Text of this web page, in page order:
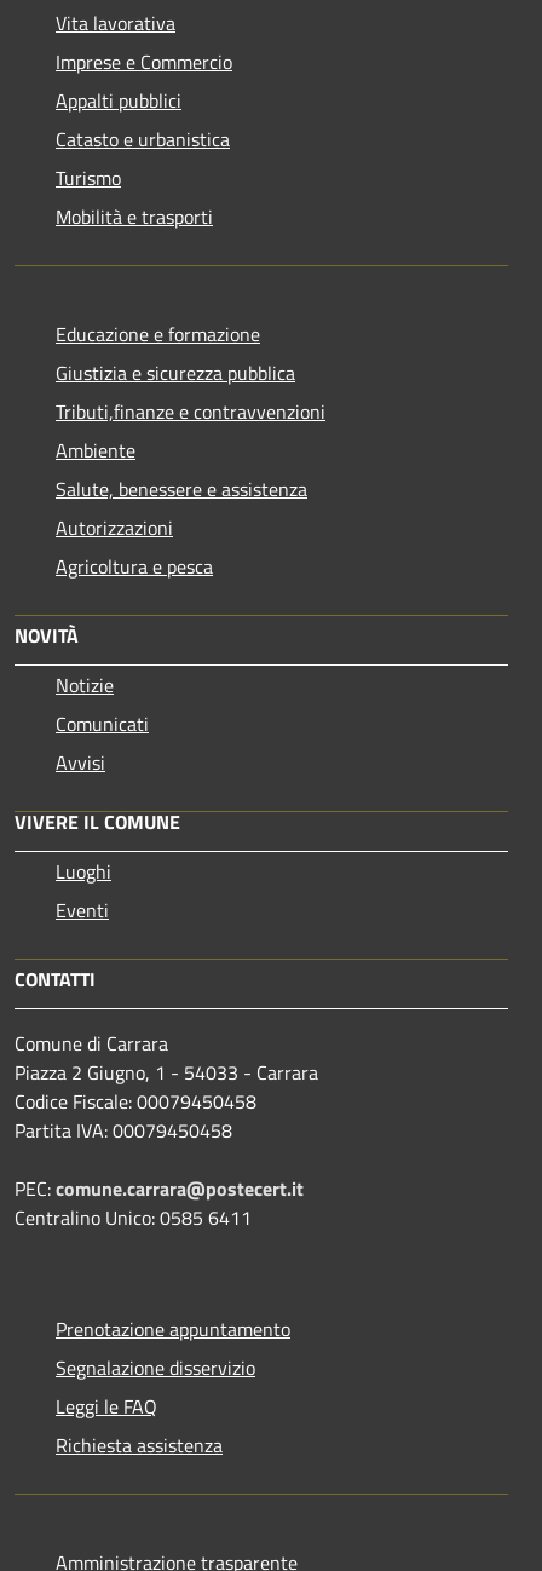
Vita lavorativa
Imprese e Commercio
Appalti pubblici
Catasto e urbanistica
Turismo
Mobilità e trasporti
Educazione e formazione
Giustizia e sicurezza pubblica
Tributi,finanze e contravvenzioni
Ambiente
Salute, benessere e assistenza
Autorizzazioni
Agricoltura e pesca
NOVITÀ
Notizie
Comunicati
Avvisi
VIVERE IL COMUNE
Luoghi
Eventi
CONTATTI
Comune di Carrara
Piazza 2 Giugno, 1 - 54033 - Carrara
Codice Fiscale: 00079450458
Partita IVA: 00079450458
PEC:comune.carrara@postecert.it
Centralino Unico: 0585 6411
Prenotazione appuntamento
Segnalazione disservizio
Leggi le FAQ
Richiesta assistenza
Amministrazione trasparente